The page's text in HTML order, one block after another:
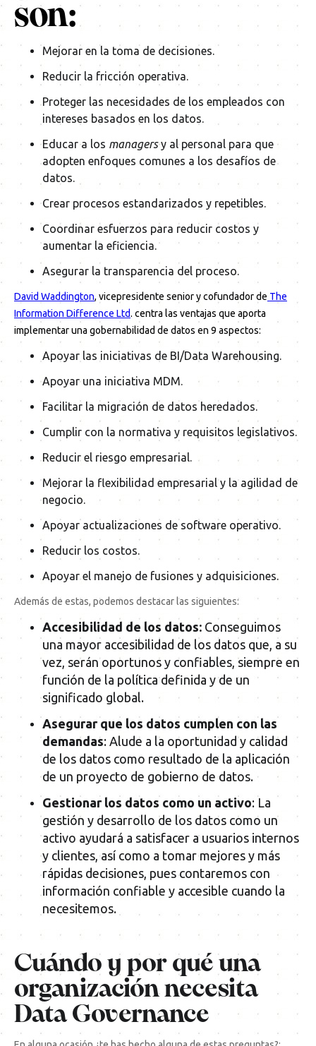
son:
Mejorar en la toma de decisiones.
Reducir la fricción operativa.
Proteger las necesidades de los empleados con
intereses basados en los datos.
Educar a los managersy al personal para que
adopten enfoques comunes a los desafíos de
datos.
Crear procesos estandarizados y repetibles.
Coordinar esfuerzos para reducir costos y
aumentar la eficiencia.
Asegurar la transparencia del proceso.
David Waddington, vicepresidente senior y cofundador de The
Information Difference Ltd. centra las ventajas que aporta
implementar una gobernabilidad de datos en 9 aspectos:
Apoyar las iniciativas de BI/Data Warehousing.
Apoyar una iniciativa MDM.
Facilitar la migración de datos heredados.
Cumplir con la normativa y requisitos legislativos.
Reducir el riesgo empresarial.
Mejorar la flexibilidad empresarial y la agilidad de
negocio.
Apoyar actualizaciones de software operativo.
Reducir los costos.
Apoyar el manejo de fusiones y adquisiciones.
Además de estas, podemos destacar las siguientes:
Accesibilidad de los datos: Conseguimos
una mayor accesibilidad de los datos que, a su
vez, serán oportunos y confiables, siempre en
función de la política definida y de un
significado global.
Asegurar que los datos cumplen con las
demandas: Alude a la oportunidad y calidad
de los datos como resultado de la aplicación
de un proyecto de gobierno de datos.
Gestionar los datos como un activo: La
gestión y desarrollo de los datos como un
activo ayudará a satisfacer a usuarios internos
y clientes, así como a tomar mejores y más
rápidas decisiones, pues contaremos con
información confiable y accesible cuando la
necesitemos.
Cuándo y por qué una
organización necesita
Data Governance